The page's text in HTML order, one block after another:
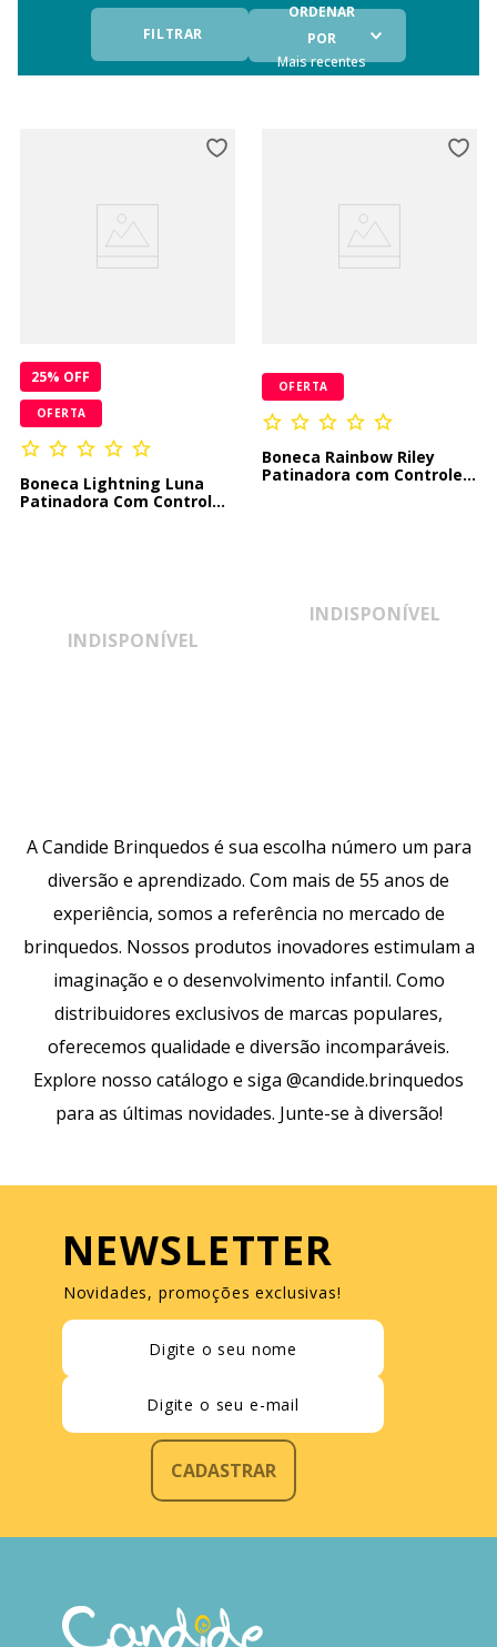
FILTRAR
ORDENAR
POR
Mais recentes
25% OFF
OFERTA
Boneca Lightning Luna
Patinadora Com Controle
INDISPONÍVEL
OFERTA
Boneca Rainbow Riley
Patinadora com Controle
INDISPONÍVEL
A Candide Brinquedos é sua escolha número um para
diversão e aprendizado. Com mais de 55 anos de
experiência, somos a referência no mercado de
brinquedos. Nossos produtos inovadores estimulam a
imaginação e o desenvolvimento infantil. Como
distribuidores exclusivos de marcas populares,
oferecemos qualidade e diversão incomparáveis.
Explore nosso catálogo e siga @candide.brinquedos
para as últimas novidades. Junte-se à diversão!
NEWSLETTER
Novidades, promoções exclusivas!
CADASTRAR
guerreiras kpop
10º bluey